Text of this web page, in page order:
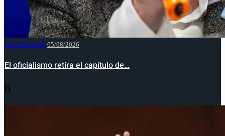
NACIONALES 05/08/2026
El oficialismo retira el capítulo de…
6